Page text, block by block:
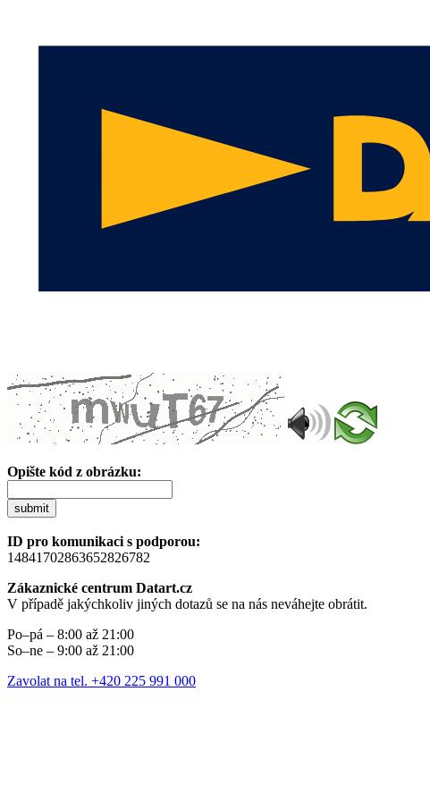
Opište kód z obrázku:
submit
ID pro komunikaci s podporou:
14841702863652826782
Zákaznické centrum Datart.cz
V případě jakýchkoliv jiných dotazů se na nás neváhejte obrátit.
Po–pá – 8:00 až 21:00
So–ne – 9:00 až 21:00
Zavolat na tel. +420 225 991 000